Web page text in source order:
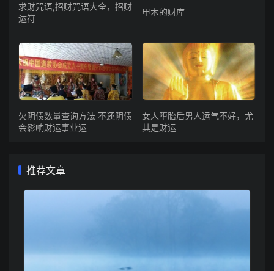
求财咒语,招财咒语大全，招财
运符
甲木的财库
欠阴债数量查询方法 不还阴债
会影响财运事业运
女人堕胎后男人运气不好，尤
其是财运
推荐文章